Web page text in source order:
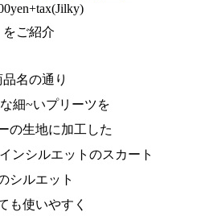
をご紹介
品名の通り
細~いプリーツを
の生地に加工した
ンシルエットのスカート
シルエット
も使いやすく